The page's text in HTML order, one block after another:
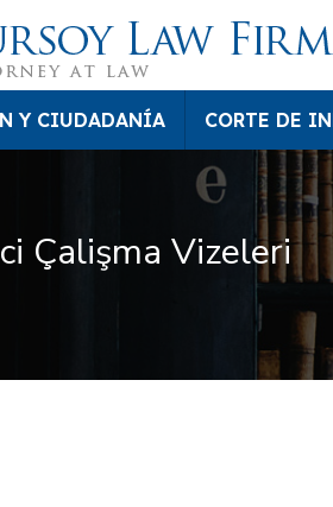
Y CIUDADANÍA CORTE DE
Çalişma Vizeleri